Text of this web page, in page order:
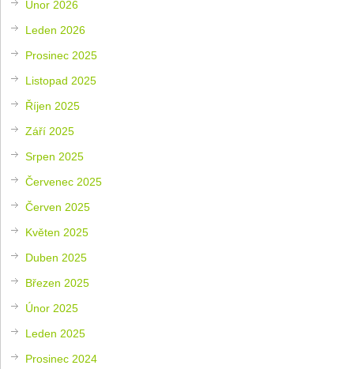
Únor 2026
Leden 2026
Prosinec 2025
Listopad 2025
Říjen 2025
Září 2025
Srpen 2025
Červenec 2025
Červen 2025
Květen 2025
Duben 2025
Březen 2025
Únor 2025
Leden 2025
Prosinec 2024